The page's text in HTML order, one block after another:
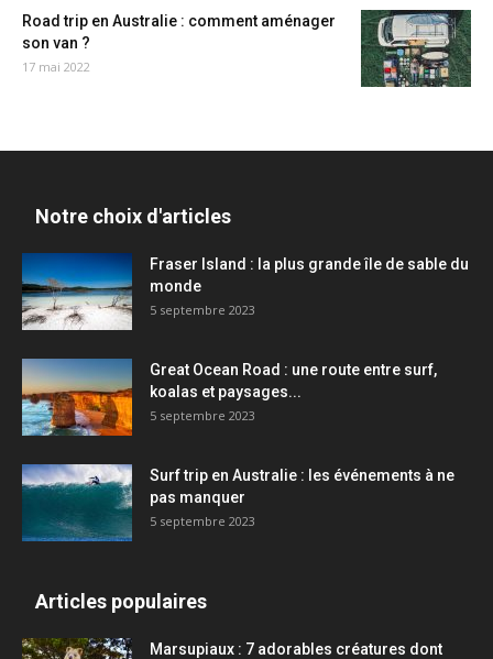
Road trip en Australie : comment aménager
son van ?
17 mai 2022
Notre choix d'articles
Fraser Island : la plus grande île de sable du
monde
5 septembre 2023
Great Ocean Road : une route entre surf,
koalas et paysages...
5 septembre 2023
Surf trip en Australie : les événements à ne
pas manquer
5 septembre 2023
Articles populaires
Marsupiaux : 7 adorables créatures dont